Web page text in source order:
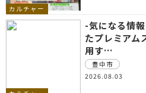
カルチャー
-気になる情
たプレミアム
用す…
豊中市
2026.08.03